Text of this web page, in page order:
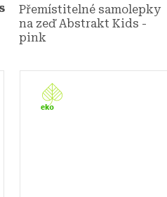
Přemístitelné samolepky
na zeď Abstrakt Kids -
pink